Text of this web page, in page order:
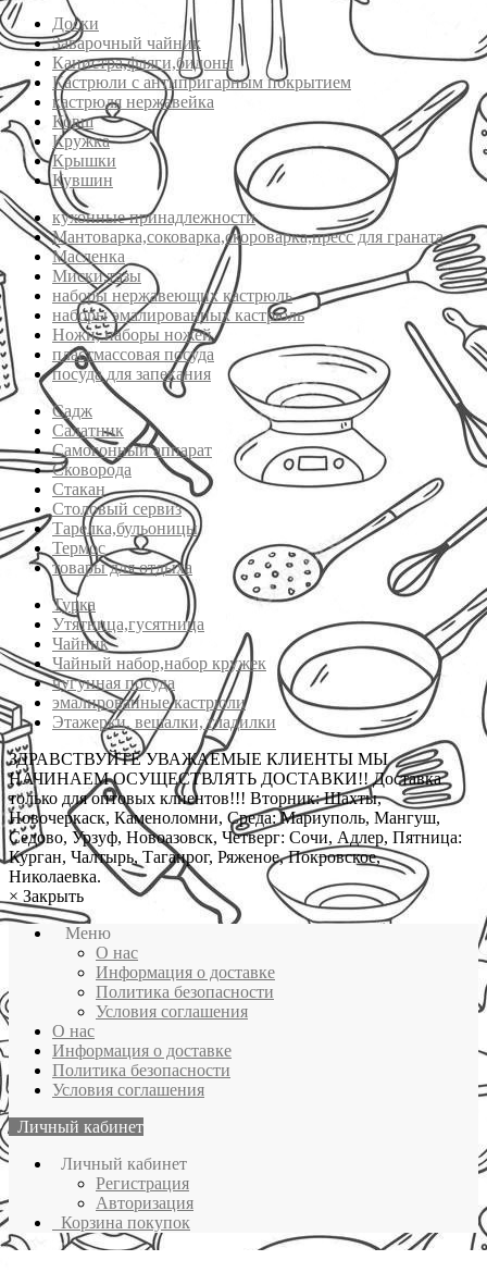
Доски
Заварочный чайник
Канистра,фляги,бидоны
Кастрюли с антипригарным покрытием
кастрюля нержавейка
Ковш
Кружка
Крышки
Кувшин
кухонные принадлежности
Мантоварка,соковарка,скороварка,пресс для граната
Масленка
Миски,тазы
наборы нержавеющих кастрюль
наборы эмалированных кастрюль
Ножи, наборы ножей
пластмассовая посуда
посуда для запекания
Садж
Салатник
Самогонный аппарат
Сковорода
Стакан
Столовый сервиз
Тарелка,бульоницы
Термос
товары для отдыха
Турка
Утятница,гусятница
Чайник
Чайный набор,набор кружек
чугунная посуда
эмалированные кастрюли
Этажерки, вешалки, гладилки
ЗДРАВСТВУЙТЕ УВАЖАЕМЫЕ КЛИЕНТЫ МЫ
НАЧИНАЕМ ОСУЩЕСТВЛЯТЬ ДОСТАВКИ!! Доставка
только для оптовых клиентов!!! Вторник: Шахты,
Новочеркаск, Каменоломни, Среда: Мариуполь, Мангуш,
Седово, Урзуф, Новоазовск, Четверг: Сочи, Адлер, Пятница:
Курган, Чалтырь, Таганрог, Ряженое, Покровское,
Николаевка.
× Закрыть
Меню
О нас
Информация о доставке
Политика безопасности
Условия соглашения
О нас
Информация о доставке
Политика безопасности
Условия соглашения
Личный кабинет
Личный кабинет
Регистрация
Авторизация
Корзина покупок